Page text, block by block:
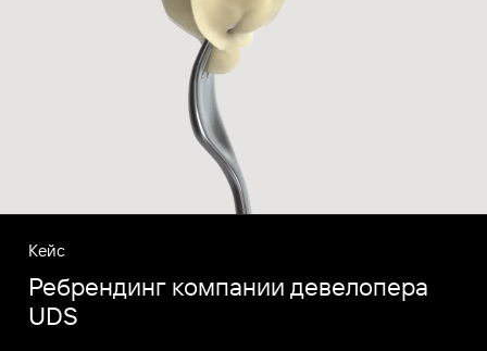
Кейс
Ребрендинг компании девелопера
UDS